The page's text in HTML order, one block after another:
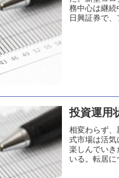
務中心は継
日興証券で
投資運用
相変わらず
式市場は活気
楽しんでいき
いる。転居に